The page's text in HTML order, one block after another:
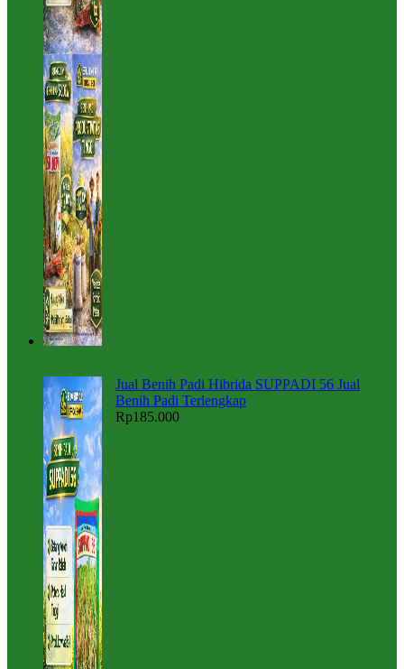
Jual Benih Padi Hibrida SUPPADI 56 Jual
Benih Padi Terlengkap
Rp185.000